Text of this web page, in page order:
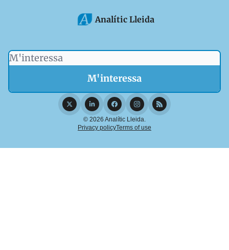
Analític Lleida
© 2026 Analític Lleida.
Privacy policyTerms of use